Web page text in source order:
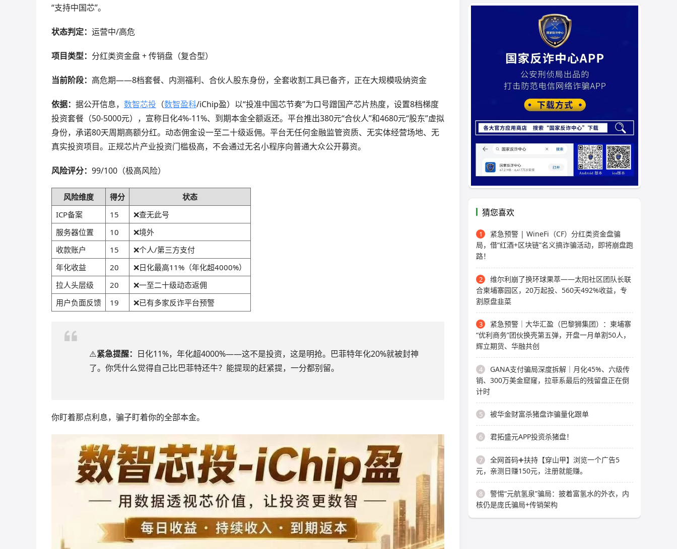
“支持中国芯”。
状态判定： 运营中/高危
项目类型： 分红类资金盘 + 传销盘（复合型）
当前阶段： 高危期——8档套餐、内测福利、合伙人股东身份，全套收割工具已备齐，正在大规模吸纳资金
依据： 据公开信息， 数智芯投 （数智盈科/iChip盈）以“投准中国芯节奏”为口号蹭国产芯片热度，设置8档梯度
投资套餐（50-5000元），宣称日化4%-11%、到期本金全额返还。平台推出380元“合伙人”和4680元“股东”虚拟
身份，承诺80天周期高额分红。动态佣金设一至二十级返佣。平台无任何金融监管资质、无实体经营场地、无
真实投资项目。正规芯片产业投资门槛极高，不会通过无名小程序向普通大众公开募资。
风险评分： 99/100（极高风险）
风险维度 得分
状态
ICP备案
15
❌查无此号
服务器位置
10
❌境外
收款账户
15
❌个人/第三方支付
年化收益
20
❌日化最高11%（年化超4000%）
拉人头层级
20
❌一至二十级动态返佣
用户负面反馈
19 ❌已有多家反诈平台预警
⚠️紧急提醒： 日化11%，年化超4000%——这不是投资，这是明抢。巴菲特年化20%就被封神
了。你凭什么觉得自己比巴菲特还牛？能提现的赶紧提，一分都别留。
你盯着那点利息，骗子盯着你的全部本金。
猜您喜欢
1
紧急预警 | WineFi（CF）分红类资金盘骗
局，借“红酒+区块链”名义搞诈骗活动，即将崩盘跑
路！
2
维尔利崩了换环球果萃——太阳社区团队长联
合柬埔寨园区，20万起投、560天492%收益，专
割原盘韭菜
3
紧急预警｜大华汇盈（巴黎狮集团）：柬埔寨
“优利商务”团伙换壳第五弹，开盘一月单割50人，
辉立期货、华融共创
4
GANA支付骗局深度拆解｜月化45%、六级传
销、300万美金窟窿，拉菲系最后的残留盘正在倒
计时
5 被华金财富杀猪盘诈骗量化跟单
6 君拓盛元APP投资杀猪盘！
7
全网首码➕扶持【穿山甲】浏览一个广告5
元，亲测日赚150元，注册就能赚。
8
警惕“元航氢泉”骗局：披着富氢水的外衣，内
核仍是庞氏骗局+传销架构